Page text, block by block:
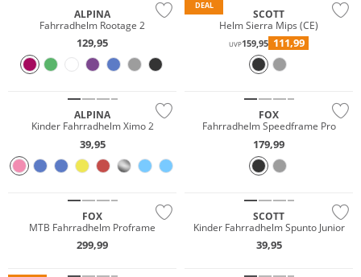
ALPINA
Fahrradhelm Rootage 2
129,95
DEAL
SCOTT
Helm Sierra Mips (CE)
UVP159,95 111,99
Nur Online
ALPINA
Kinder Fahrradhelm Ximo 2
39,95
FOX
Fahrradhelm Speedframe Pro
179,99
FOX
MTB Fahrradhelm Proframe
299,99
SCOTT
Kinder Fahrradhelm Spunto Junior
39,95